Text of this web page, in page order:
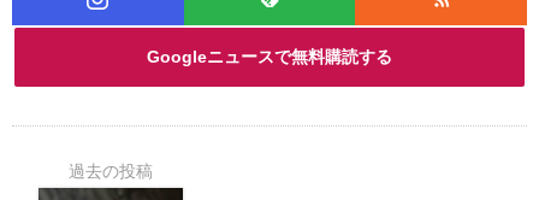
Googleニュースで無料購読する